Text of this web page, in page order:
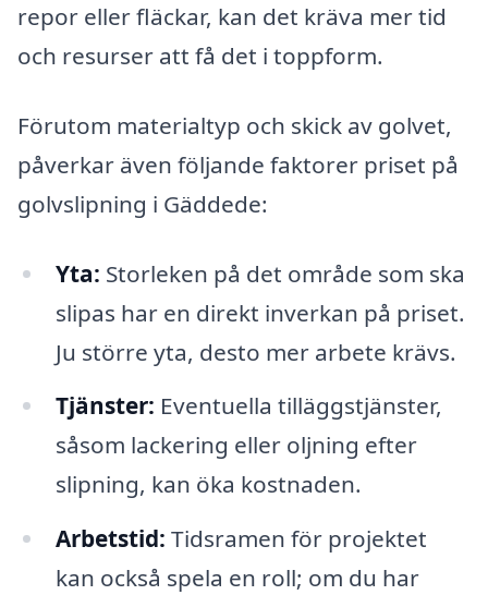
repor eller fläckar, kan det kräva mer tid
och resurser att få det i toppform.
Förutom materialtyp och skick av golvet,
påverkar även följande faktorer priset på
golvslipning i Gäddede:
Yta: Storleken på det område som ska
slipas har en direkt inverkan på priset.
Ju större yta, desto mer arbete krävs.
Tjänster: Eventuella tilläggstjänster,
såsom lackering eller oljning efter
slipning, kan öka kostnaden.
Arbetstid: Tidsramen för projektet
kan också spela en roll; om du har